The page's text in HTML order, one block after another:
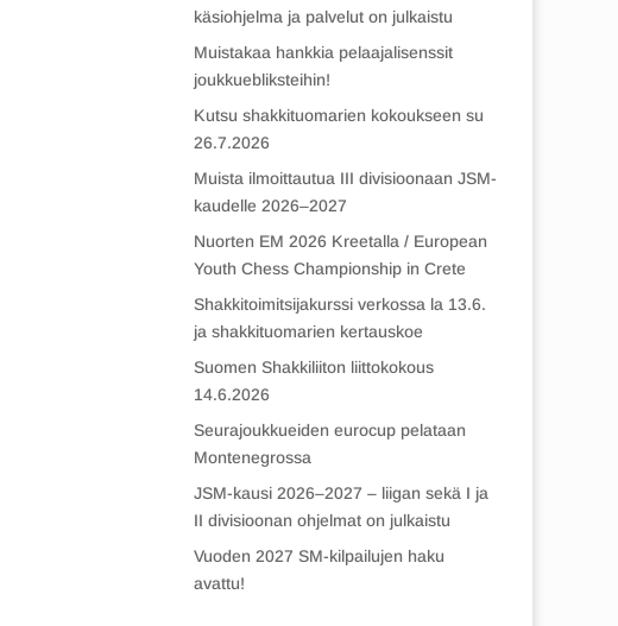
käsiohjelma ja palvelut on julkaistu
Muistakaa hankkia pelaajalisenssit
joukkuebliksteihin!
Kutsu shakkituomarien kokoukseen su
26.7.2026
Muista ilmoittautua III divisioonaan JSM-
kaudelle 2026–2027
Nuorten EM 2026 Kreetalla / European
Youth Chess Championship in Crete
Shakkitoimitsijakurssi verkossa la 13.6.
ja shakkituomarien kertauskoe
Suomen Shakkiliiton liittokokous
14.6.2026
Seurajoukkueiden eurocup pelataan
Montenegrossa
JSM-kausi 2026–2027 – liigan sekä I ja
II divisioonan ohjelmat on julkaistu
Vuoden 2027 SM-kilpailujen haku
avattu!